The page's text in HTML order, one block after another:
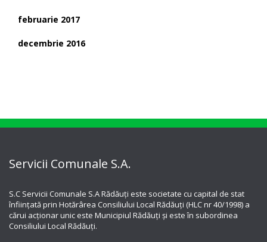
februarie 2017
decembrie 2016
Servicii Comunale S.A.
S.C Servicii Comunale S.A Rădăuți este societate cu capital de stat
înființată prin Hotărârea Consiliului Local Rădăuți (HLC nr 40/1998) a
cărui acționar unic este Municipiul Rădăuți și este în subordinea
Consiliului Local Rădăuți.